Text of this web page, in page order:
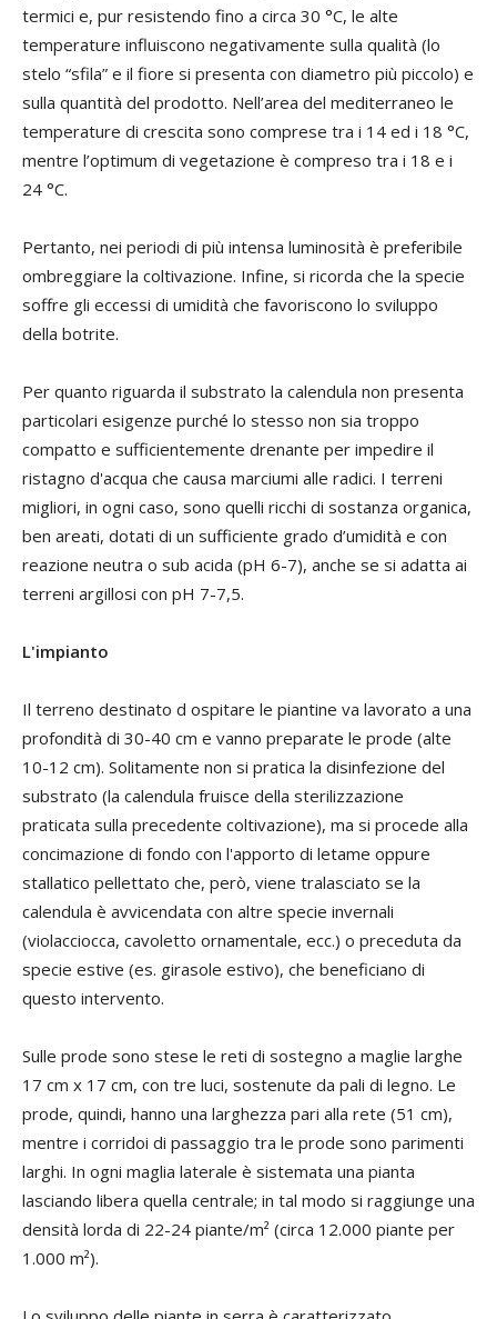
termici e, pur resistendo fino a circa 30 °C, le alte
temperature influiscono negativamente sulla qualità (lo
stelo “sfila” e il fiore si presenta con diametro più piccolo) e
sulla quantità del prodotto. Nell’area del mediterraneo le
temperature di crescita sono comprese tra i 14 ed i 18 °C,
mentre l’optimum di vegetazione è compreso tra i 18 e i
24 °C.
Pertanto, nei periodi di più intensa luminosità è preferibile
ombreggiare la coltivazione. Infine, si ricorda che la specie
soffre gli eccessi di umidità che favoriscono lo sviluppo
della botrite.
Per quanto riguarda il substrato la calendula non presenta
particolari esigenze purché lo stesso non sia troppo
compatto e sufficientemente drenante per impedire il
ristagno d'acqua che causa marciumi alle radici. I terreni
migliori, in ogni caso, sono quelli ricchi di sostanza organica,
ben areati, dotati di un sufficiente grado d’umidità e con
reazione neutra o sub acida (pH 6-7), anche se si adatta ai
terreni argillosi con pH 7-7,5.
L'impianto
Il terreno destinato d ospitare le piantine va lavorato a una
profondità di 30-40 cm e vanno preparate le prode (alte
10-12 cm). Solitamente non si pratica la disinfezione del
substrato (la calendula fruisce della sterilizzazione
praticata sulla precedente coltivazione), ma si procede alla
concimazione di fondo con l'apporto di letame oppure
stallatico pellettato che, però, viene tralasciato se la
calendula è avvicendata con altre specie invernali
(violacciocca, cavoletto ornamentale, ecc.) o preceduta da
specie estive (es. girasole estivo), che beneficiano di
questo intervento.
Sulle prode sono stese le reti di sostegno a maglie larghe
17 cm x 17 cm, con tre luci, sostenute da pali di legno. Le
prode, quindi, hanno una larghezza pari alla rete (51 cm),
mentre i corridoi di passaggio tra le prode sono parimenti
larghi. In ogni maglia laterale è sistemata una pianta
lasciando libera quella centrale; in tal modo si raggiunge una
densità lorda di 22-24 piante/m² (circa 12.000 piante per
1.000 m²).